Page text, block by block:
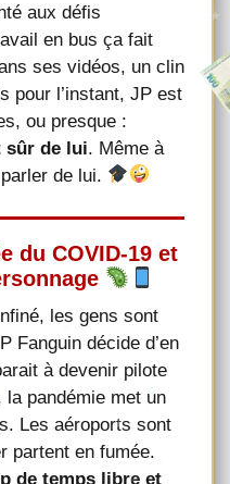
aux défis
en bus ça fait
ses vidéos, un clin
pour l’instant, JP est
ou presque :
sûr de lui. Même à
de lui.
du COVID-19 et
les gens sont
Fanguin décide d’en
à devenir pilote
la pandémie met un
Les aéroports sont
partent en fumée.
de temps libre et